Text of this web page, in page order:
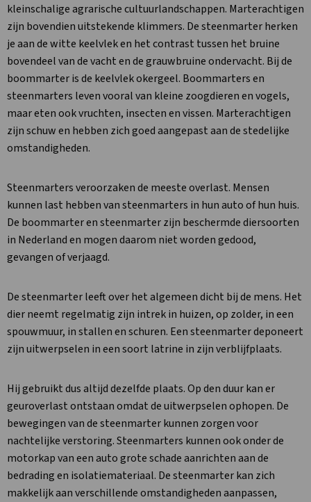
kleinschalige agrarische cultuurlandschappen. Marterachtigen
zijn bovendien uitstekende klimmers. De steenmarter herken
je aan de witte keelvlek en het contrast tussen het bruine
bovendeel van de vacht en de grauwbruine ondervacht. Bij de
boommarter is de keelvlek okergeel. Boommarters en
steenmarters leven vooral van kleine zoogdieren en vogels,
maar eten ook vruchten, insecten en vissen. Marterachtigen
zijn schuw en hebben zich goed aangepast aan de stedelijke
omstandigheden.
Steenmarters veroorzaken de meeste overlast. Mensen
kunnen last hebben van steenmarters in hun auto of hun huis.
De boommarter en steenmarter zijn beschermde diersoorten
in Nederland en mogen daarom niet worden gedood,
gevangen of verjaagd.
De steenmarter leeft over het algemeen dicht bij de mens. Het
dier neemt regelmatig zijn intrek in huizen, op zolder, in een
spouwmuur, in stallen en schuren. Een steenmarter deponeert
zijn uitwerpselen in een soort latrine in zijn verblijfplaats.
Hij gebruikt dus altijd dezelfde plaats. Op den duur kan er
geuroverlast ontstaan omdat de uitwerpselen ophopen. De
bewegingen van de steenmarter kunnen zorgen voor
nachtelijke verstoring. Steenmarters kunnen ook onder de
motorkap van een auto grote schade aanrichten aan de
bedrading en isolatiemateriaal. De steenmarter kan zich
makkelijk aan verschillende omstandigheden aanpassen,